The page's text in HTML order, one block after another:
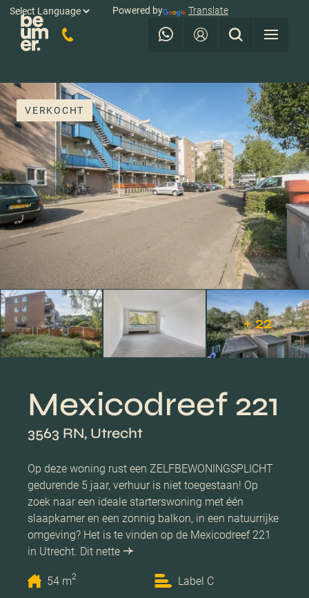
Powered by Translate
VERKOCHT
+ 22
Mexicodreef 221
3563 RN, Utrecht
Op deze woning rust een ZELFBEWONINGSPLICHT
gedurende 5 jaar, verhuur is niet toegestaan! Op
zoek naar een ideale starterswoning met één
slaapkamer en een zonnig balkon, in een natuurrijke
omgeving? Het is te vinden op de Mexicodreef 221
in Utrecht. Dit nette
54 m2
Label C